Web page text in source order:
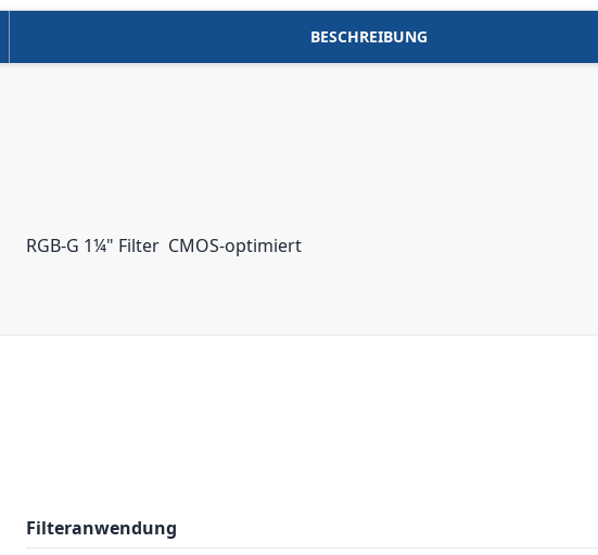
BESCHREIBUNG
RGB-G 1¼" Filter  CMOS-optimiert
Filteranwendung